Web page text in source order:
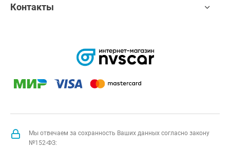
Контакты
Мы отвечаем за сохранность Ваших данных согласно закону
№152-ФЗ: